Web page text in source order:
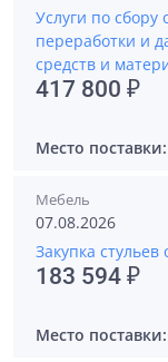
Услуги по сбору
переработки и
средств и
417 800 ₽
Место поставки:
Мебель
07.08.2026
Закупка
183 594 ₽
Место поставки: